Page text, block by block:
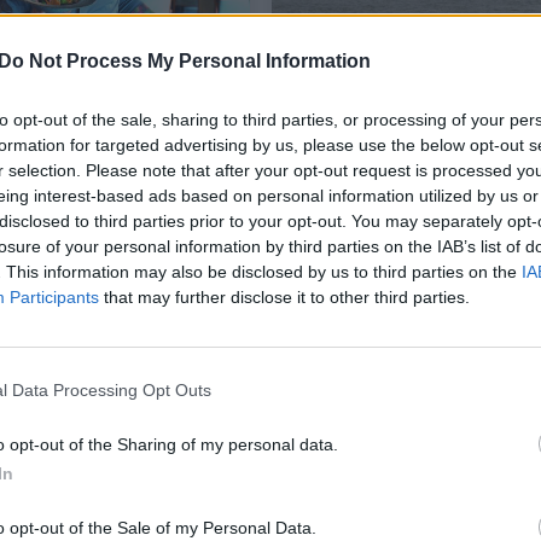
Do Not Process My Personal Information
opt-out of the sale, sharing to third parties, or processing of your
for targeted advertising by us, please use the below opt-out
selection. Please note that after your opt-out request is processed
interest-based ads based on personal information utilized by us
to third parties prior to your opt-out. You may separately
of your personal information by third parties on the IAB’s list of
This information may also be disclosed by us to third parties on the
Participants that may further disclose it to other third parties.
Data Processing Opt Outs
opt-out of the Sharing of my personal data.
opt-out of the Sale of my Personal Data.
jūros įkvėptas
2021-06-25
laivas su Lietuvos
Verslas 2021-04-20
3